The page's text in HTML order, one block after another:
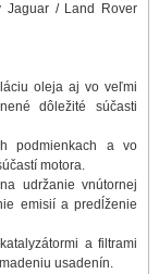
Jaguar / Land Rover
oleja aj vo veľmi
dôležité súčasti
podmienkach a vo
motora.
udržanie vnútornej
emisií a predĺženie
a filtrami
usadenín.